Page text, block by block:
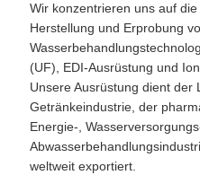
Wir konzentrieren uns auf
Herstellung und Erprobung
(UF), EDI-Ausrüstung und
Unsere Ausrüstung dient der
Getränkeindustrie, der
Energie-,
weltweit exportiert.